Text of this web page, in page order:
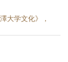
大学文化》，